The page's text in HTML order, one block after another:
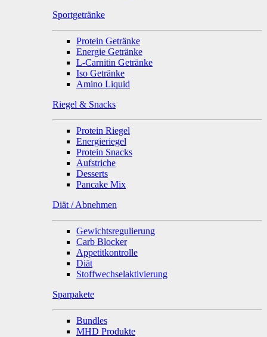
Sportgetränke
Protein Getränke
Energie Getränke
L-Carnitin Getränke
Iso Getränke
Amino Liquid
Riegel & Snacks
Protein Riegel
Energieriegel
Protein Snacks
Aufstriche
Desserts
Pancake Mix
Diät / Abnehmen
Gewichtsregulierung
Carb Blocker
Appetitkontrolle
Diät
Stoffwechselaktivierung
Sparpakete
Bundles
MHD Produkte